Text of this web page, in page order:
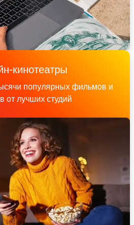
кинотеатры
популярных фильмов и
от лучших студий